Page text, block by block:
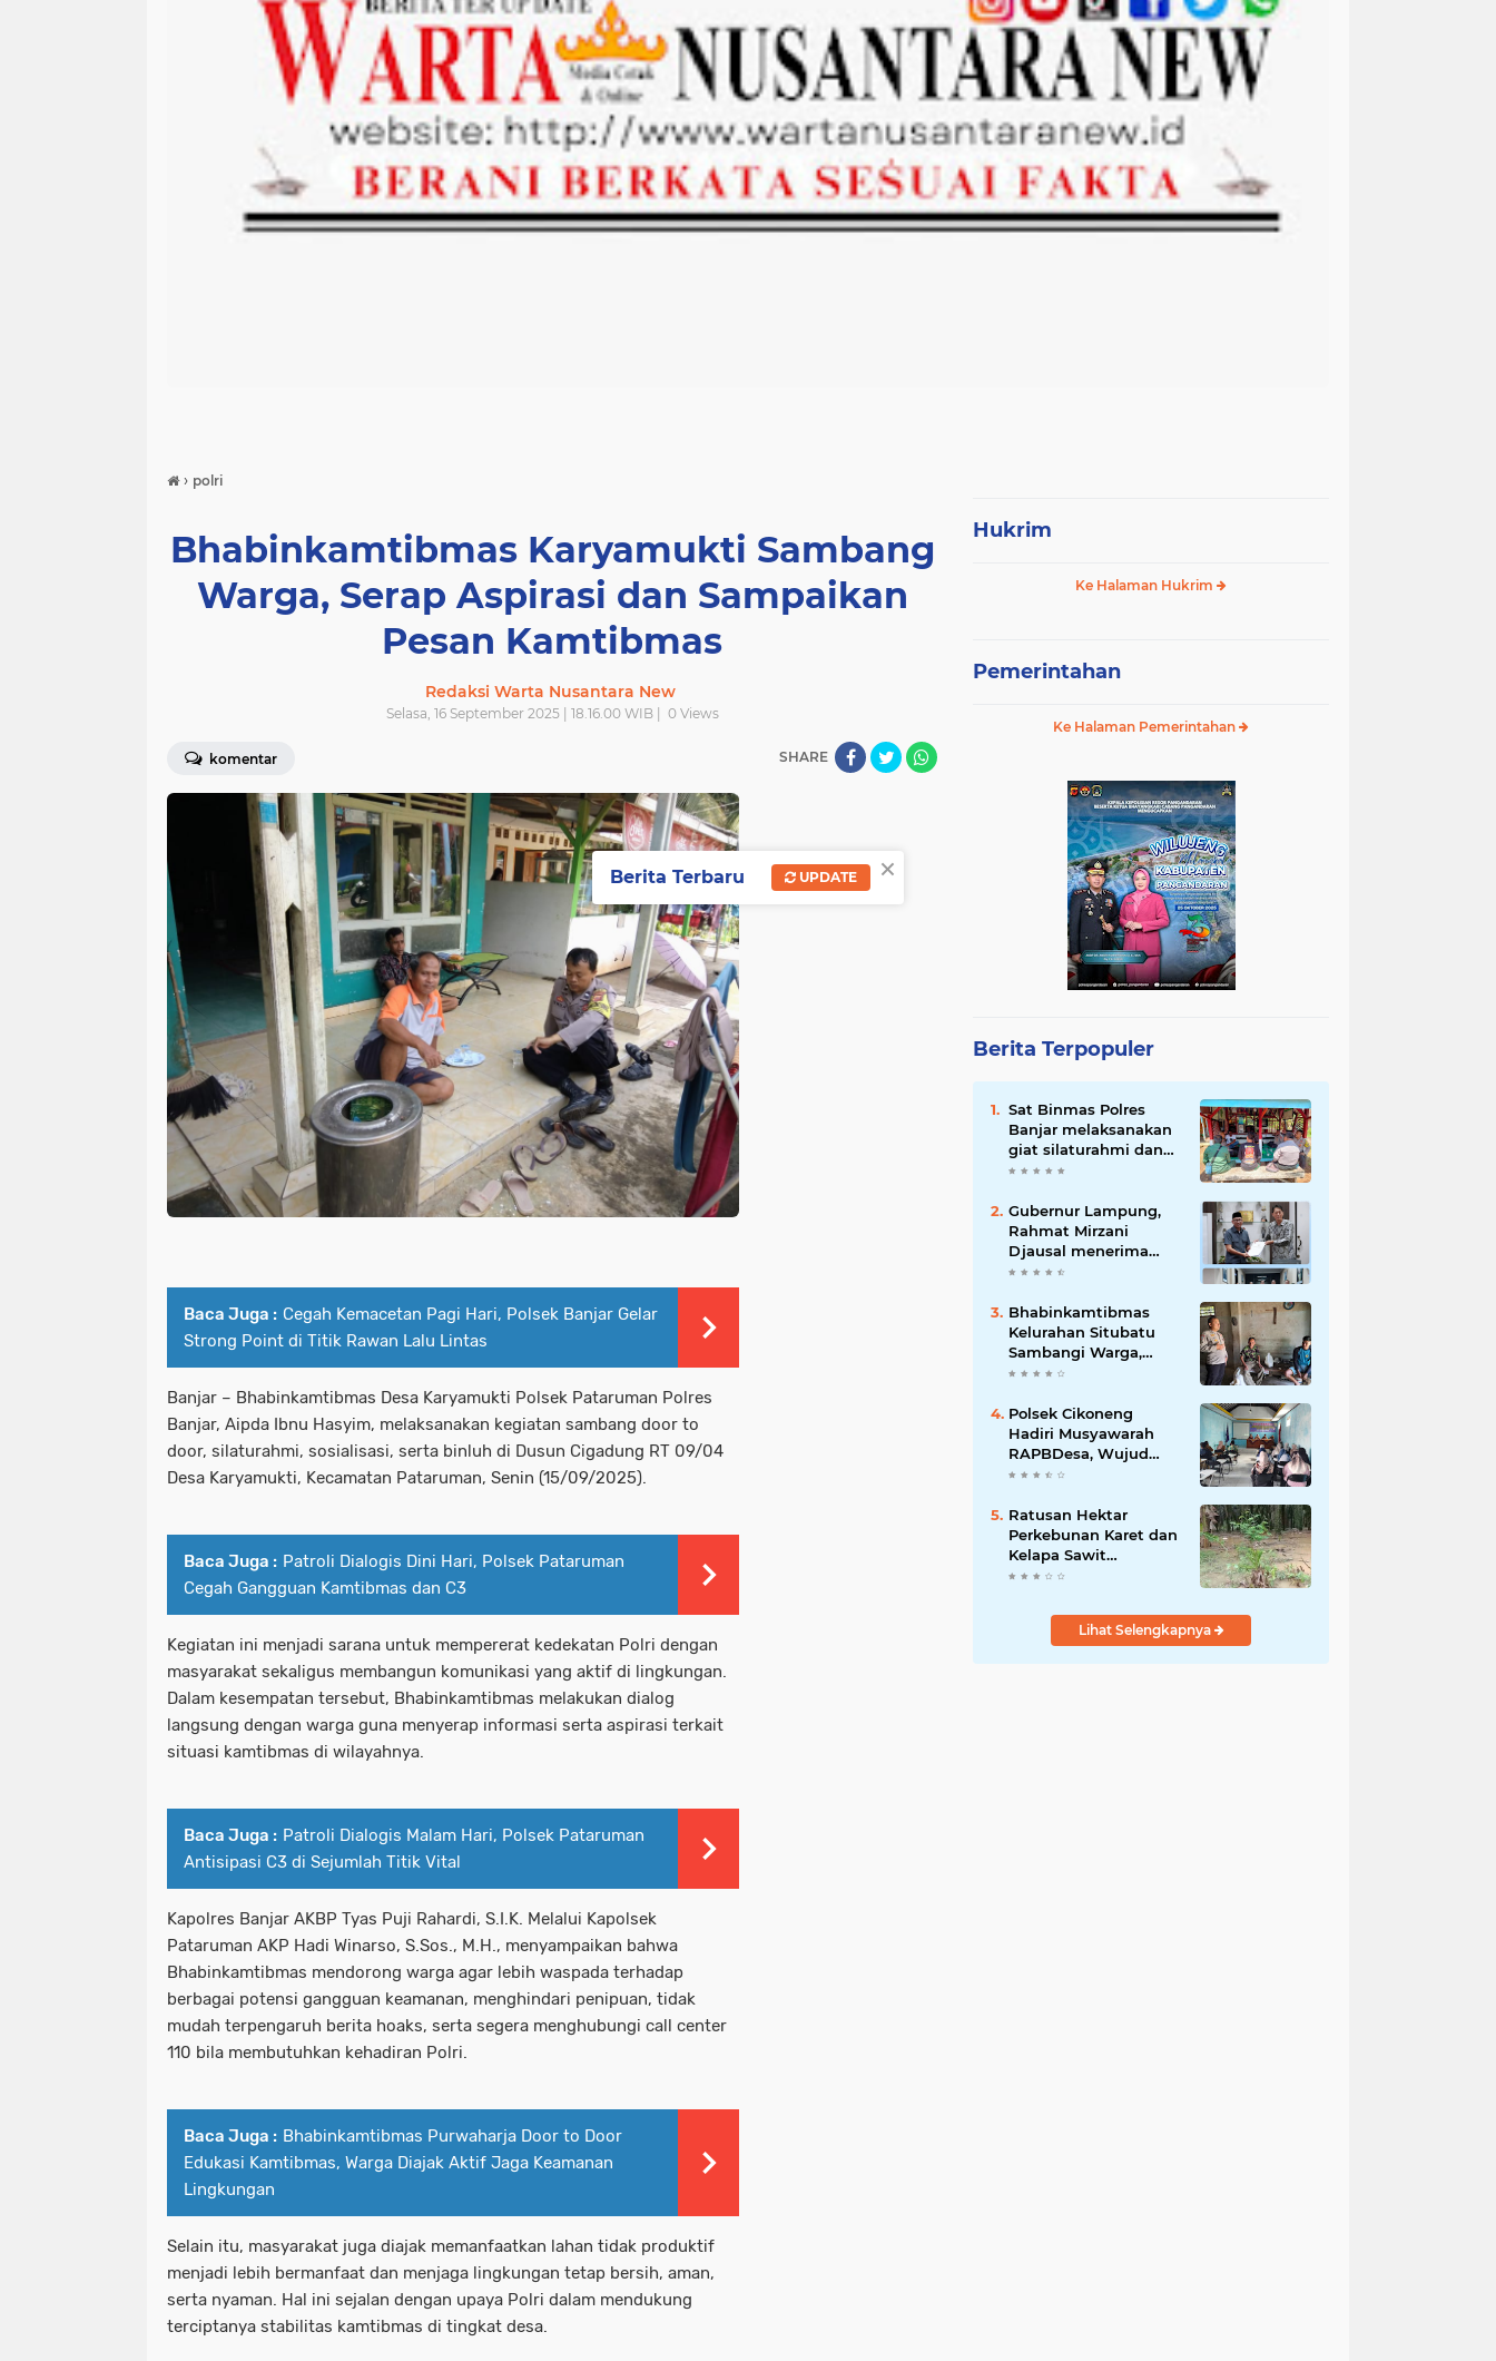
› polri
Bhabinkamtibmas Karyamukti Sambang
Warga, Serap Aspirasi dan Sampaikan
Pesan Kamtibmas
Redaksi Warta Nusantara New
Selasa, 16 September 2025 | 18.16.00 WIB | 0Views
komentar SHARE
Baca Juga : Cegah Kemacetan Pagi Hari, Polsek Banjar Gelar
Strong Point di Titik Rawan Lalu Lintas
Banjar – Bhabinkamtibmas Desa Karyamukti Polsek Pataruman Polres
Banjar, Aipda Ibnu Hasyim, melaksanakan kegiatan sambang door to
door, silaturahmi, sosialisasi, serta binluh di Dusun Cigadung RT 09/04
Desa Karyamukti, Kecamatan Pataruman, Senin (15/09/2025).
Baca Juga : Patroli Dialogis Dini Hari, Polsek Pataruman
Cegah Gangguan Kamtibmas dan C3
Kegiatan ini menjadi sarana untuk mempererat kedekatan Polri dengan
masyarakat sekaligus membangun komunikasi yang aktif di lingkungan.
Dalam kesempatan tersebut, Bhabinkamtibmas melakukan dialog
langsung dengan warga guna menyerap informasi serta aspirasi terkait
situasi kamtibmas di wilayahnya.
Baca Juga : Patroli Dialogis Malam Hari, Polsek Pataruman
Antisipasi C3 di Sejumlah Titik Vital
Kapolres Banjar AKBP Tyas Puji Rahardi, S.I.K. Melalui Kapolsek
Pataruman AKP Hadi Winarso, S.Sos., M.H., menyampaikan bahwa
Bhabinkamtibmas mendorong warga agar lebih waspada terhadap
berbagai potensi gangguan keamanan, menghindari penipuan, tidak
mudah terpengaruh berita hoaks, serta segera menghubungi call center
110 bila membutuhkan kehadiran Polri.
Baca Juga : Bhabinkamtibmas Purwaharja Door to Door
Edukasi Kamtibmas, Warga Diajak Aktif Jaga Keamanan
Lingkungan
Selain itu, masyarakat juga diajak memanfaatkan lahan tidak produktif
menjadi lebih bermanfaat dan menjaga lingkungan tetap bersih, aman,
serta nyaman. Hal ini sejalan dengan upaya Polri dalam mendukung
terciptanya stabilitas kamtibmas di tingkat desa.
Hukrim
Ke Halaman Hukrim
Pemerintahan
Ke Halaman Pemerintahan
Berita Terpopuler
Sat Binmas Polres
Banjar melaksanakan
giat silaturahmi dan
pembinaan kepada
Gubernur Lampung,
Rahmat Mirzani
Djausal menerima
Senior Executive
Association for
Construction (JAC)
Yugo Okamoto dalam
pertemuan resmi
Bhabinkamtibmas
Kelurahan Situbatu
Sambangi Warga,
Perkuat Silaturahmi
Wilayah
Polsek Cikoneng
Hadiri Musyawarah
RAPBDesa, Wujud
Peran Polri Kawal
Kamtibmas Desa
Sindangkasih
Ratusan Hektar
Perkebunan Karet dan
Kelapa Sawit
terendam banjir
Lihat Selengkapnya
×
Berita Terbaru UPDATE